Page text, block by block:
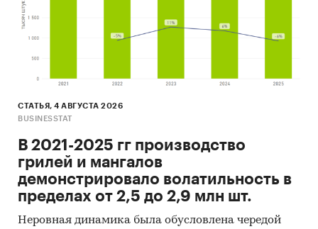
СТАТЬЯ, 4 АВГУСТА 2026
BUSINESSTAT
В 2021-2025 гг производство
грилей и мангалов
демонстрировало волатильность в
пределах от 2,5 до 2,9 млн шт.
Неровная динамика была обусловлена чередой